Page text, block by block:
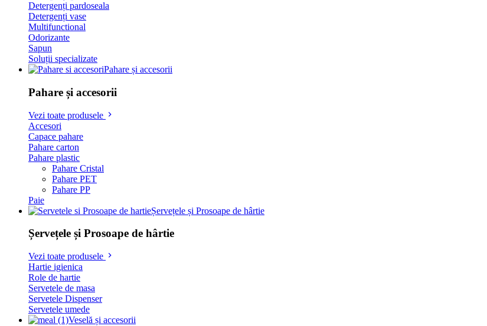
Detergenți pardoseala
Detergenți vase
Multifunctional
Odorizante
Sapun
Soluții specializate
Pahare și accesorii
Pahare și accesorii
Vezi toate produsele
Accesori
Capace pahare
Pahare carton
Pahare plastic
Pahare Cristal
Pahare PET
Pahare PP
Paie
Șervețele și Prosoape de hârtie
Șervețele și Prosoape de hârtie
Vezi toate produsele
Hartie igienica
Role de hartie
Servetele de masa
Servetele Dispenser
Servetele umede
Veselă și accesorii